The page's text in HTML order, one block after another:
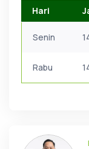
Hari
Senin
Rabu